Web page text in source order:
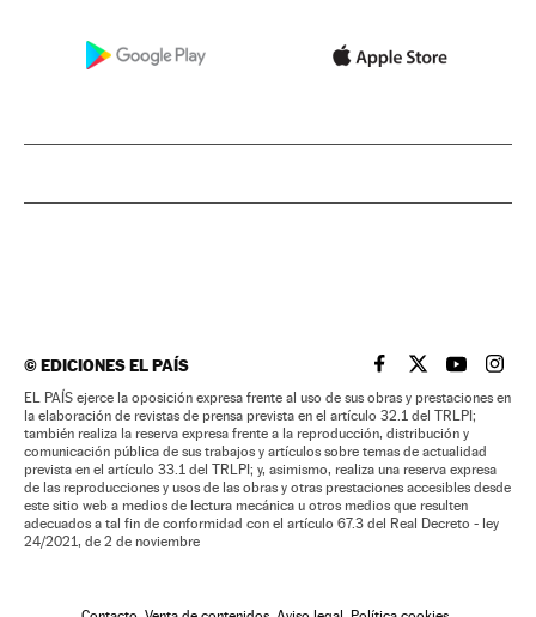
©EDICIONES EL PAÍS EL PAÍS BRASIL EN
EL PAÍSEL PAÍS
EL
EL PAÍS ejerce la oposición expresa frente al uso de sus obras y prestaciones en
la elaboración de revistas de prensa prevista en el artículo 32.1 del TRLPI;
también realiza la reserva expresa frente a la reproducción, distribución y
comunicación pública de sus trabajos y artículos sobre temas de actualidad
prevista en el artículo 33.1 del TRLPI; y, asimismo, realiza una reserva expresa
de las reproducciones y usos de las obras y otras prestaciones accesibles desde
este sitio web a medios de lectura mecánica u otros medios que resulten
adecuados a tal fin de conformidad con el artículo 67.3 del Real Decreto - ley
24/2021, de 2 de noviembre